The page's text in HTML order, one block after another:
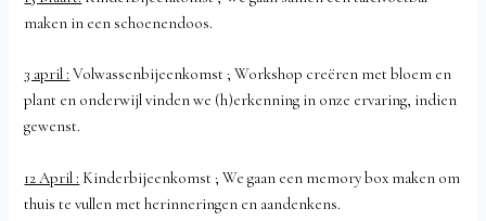
maken in een schoenendoos.
3 april : Volwassenbijeenkomst ; Workshop creëren met bloem en
plant en onderwijl vinden we (h)erkenning in onze ervaring, indien
gewenst.
12 April : Kinderbijeenkomst ; We gaan een memory box maken om
thuis te vullen met herinneringen en aandenkens.